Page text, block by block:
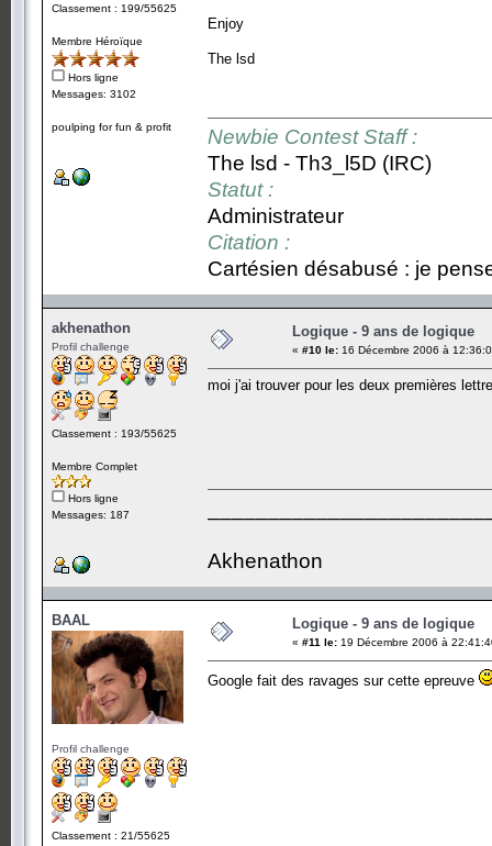
Classement : 199/55625
Membre Héroïque
Hors ligne
Messages: 3102
poulping for fun & profit
Enjoy
The lsd
Newbie Contest Staff :
The lsd - Th3_l5D (IRC)
Statut :
Administrateur
Citation :
Cartésien désabusé : je
akhenathon
Profil challenge
Classement : 193/55625
Membre Complet
Hors ligne
Messages: 187
Logique - 9 ans de logique
« #10 le: 16 Décembre 2006 à
moi j'ai trouver pour les deux premières
Akhenathon
BAAL
Profil challenge
Classement : 21/55625
Logique - 9 ans de logique
« #11 le: 19 Décembre 2006 à
Google fait des ravages sur cette epreuve